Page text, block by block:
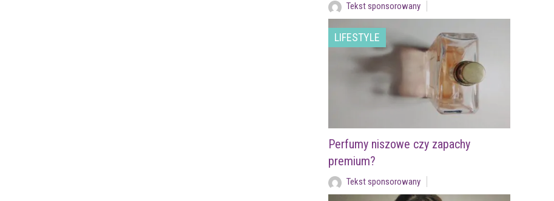
Tekst sponsorowany
LIFESTYLE
Perfumy niszowe czy zapachy
premium?
Tekst sponsorowany